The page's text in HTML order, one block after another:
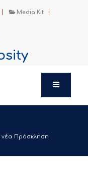
Media Kit
νέα Πρόσκληση